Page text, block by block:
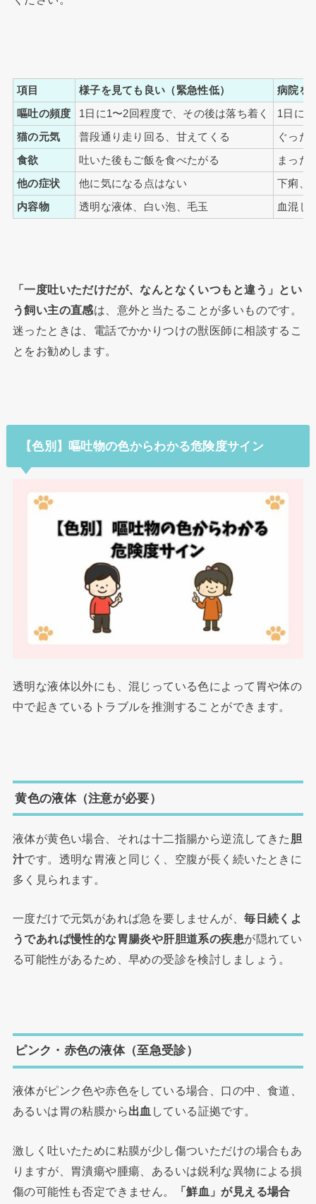
項目 様子を見ても良い（緊急性低） 病院を
嘔吐の頻度 1日に1〜2回程度で、その後は落ち着く 1日に
猫の元気 普段通り走り回る、甘えてくる ぐった
食欲 吐いた後もご飯を食べたがる まった
他の症状 他に気になる点はない 下痢、
内容物 透明な液体、白い泡、毛玉 血混じ
「一度吐いただけだが、なんとなくいつもと違う」とい
う飼い主の直感は、意外と当たることが多いものです。
迷ったときは、電話でかかりつけの獣医師に相談するこ
とをお勧めします。
【色別】嘔吐物の色からわかる危険度サイン
透明な液体以外にも、混じっている色によって胃や体の
中で起きているトラブルを推測することができます。
黄色の液体（注意が必要）
液体が黄色い場合、それは十二指腸から逆流してきた 胆
汁です。透明な胃液と同じく、空腹が長く続いたときに
多く見られます。
一度だけで元気があれば急を要しませんが、毎日続くよ
うであれば慢性的な胃腸炎や肝胆道系の疾患が隠れてい
る可能性があるため、早めの受診を検討しましょう。
ピンク・赤色の液体（至急受診）
液体がピンク色や赤色をしている場合、口の中、食道、
あるいは胃の粘膜から出血 している証拠です。
激しく吐いたために粘膜が少し傷ついただけの場合もあ
りますが、胃潰瘍や腫瘍、あるいは鋭利な異物による損
傷の可能性も否定できません。
「鮮血」が見える場合